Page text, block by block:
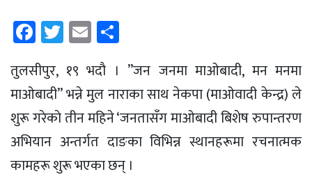
Facebook
Twitter
Email
तुलसीपुर, १९ भदाै । ”जन जनमा माओबादी, मन मनमा
माओबादी” भन्ने मुल नाराका साथ नेकपा (माओवादी केन्द्र) ले
शुरू गरेकाे तीन महिने ‘जनतासँग माओबादी बिशेष रुपान्तरण
अभियान अन्तर्गत दाङका विभिन्न स्थानहरूमा रचनात्मक
कामहरू शुरू भएका छन् ।